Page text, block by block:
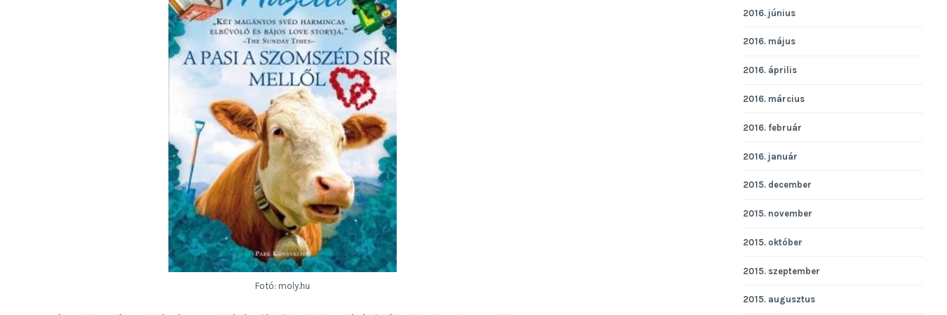
Fotó: moly.hu
2016. június
2016. május
2016. április
2016. március
2016. február
2016. január
2015. december
2015. november
2015. október
2015. szeptember
2015. augusztus